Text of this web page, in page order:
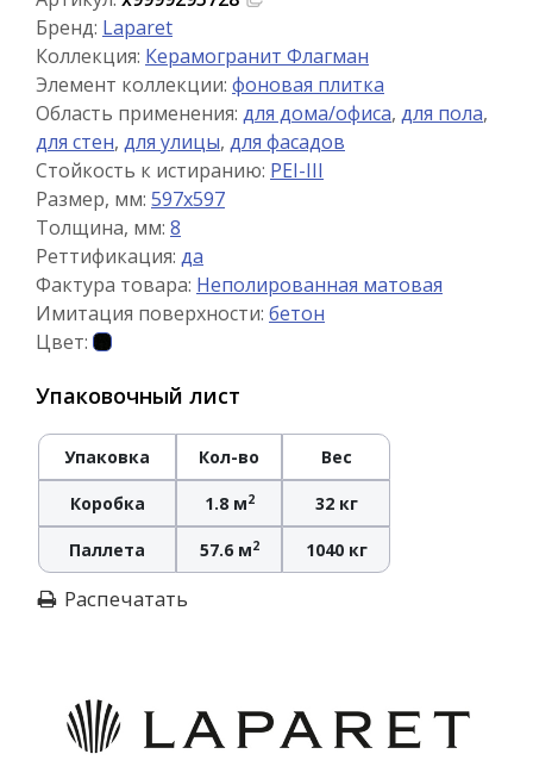
Бренд: Laparet
Коллекция: Керамогранит Флагман
Элемент коллекции: фоновая плитка
Область применения: для дома/офиса, для пола,
для стен, для улицы, для фасадов
Стойкость к истиранию: PEI-III
Размер, мм: 597x597
Толщина, мм: 8
Реттификация: да
Фактура товара: Неполированная матовая
Имитация поверхности: бетон
Цвет:
Упаковочный лист
Упаковка Кол-во Вес
Коробка 1.8 м2 32 кг
Паллета 57.6 м2 1040 кг
Распечатать